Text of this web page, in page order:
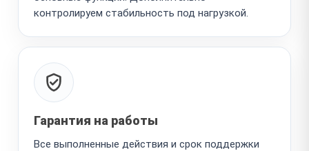
контролируем стабильность под нагрузкой.
Гарантия на работы
Все выполненные действия и срок поддержки